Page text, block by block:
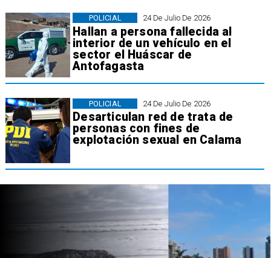
24 De Julio De 2026
Hallan a persona fallecida al
interior de un vehículo en el
sector el Huáscar de
Antofagasta
POLICIAL
24 De Julio De 2026
Desarticulan red de trata de
personas con fines de
explotación sexual en Calama
POLICIAL